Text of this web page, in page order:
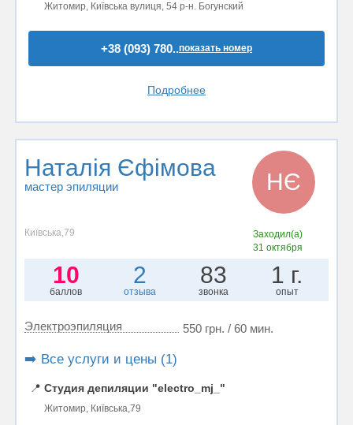
Житомир, Київська вулиця, 54 р-н. Богунский
+38 (093) 780..показать номер
Подробнее
Наталія Єфімова
мастер эпиляции НЄ
Київська,79
Заходил(а)
31 октября
10
баллов
2
отзыва
83
звонка
1 г.
опыт
Электроэпиляция 550 грн. / 60 мин.
➡️ Все услуги и цены (1)
📍 Студия депиляции "electro_mj_"
Житомир, Київська,79